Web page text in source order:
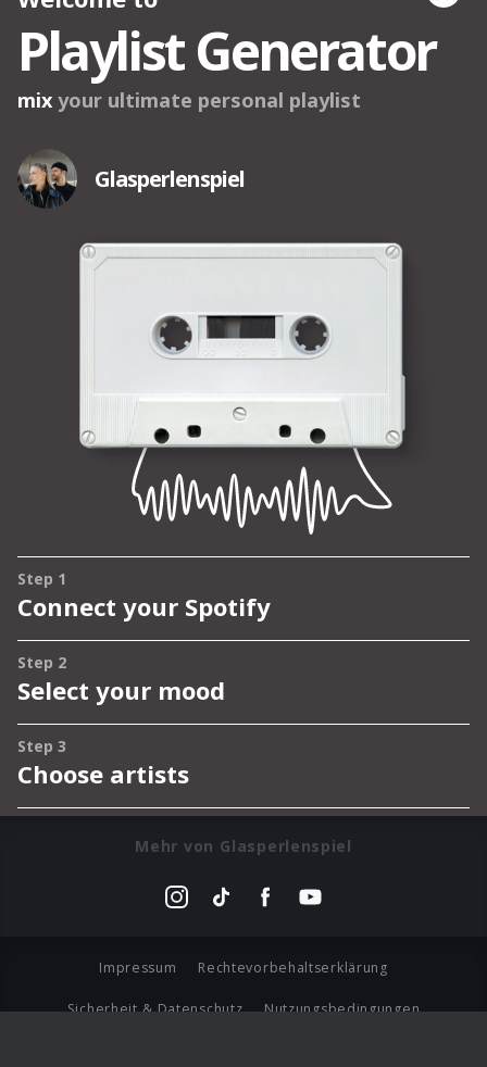
Mehr von Glasperlenspiel
Impressum Rechtevorbehaltserklärung
Sicherheit & Datenschutz Nutzungsbedingungen